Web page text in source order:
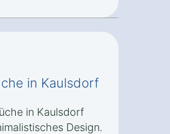
in Kaulsdorf
in Kaulsdorf
Design.